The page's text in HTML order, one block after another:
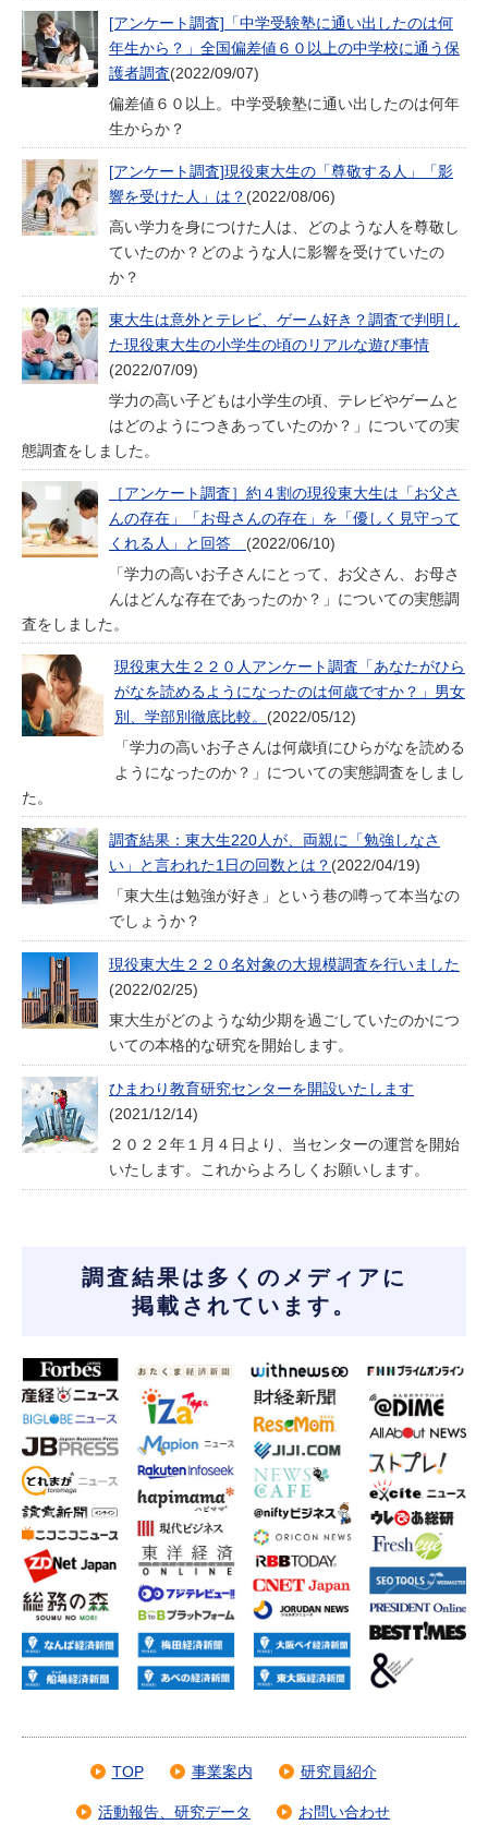
[アンケート調査]「中学受験塾に通い出したのは何
年生から？」全国偏差値６０以上の中学校に通う保
護者調査(2022/09/07)
偏差値６０以上。中学受験塾に通い出したのは何年
生からか？
[アンケート調査]現役東大生の「尊敬する人」「影
響を受けた人」は？ (2022/08/06)
高い学力を身につけた人は、どのような人を尊敬し
ていたのか？どのような人に影響を受けていたの
か？
東大生は意外とテレビ、ゲーム好き？調査で判明し
た現役東大生の小学生の頃のリアルな遊び事情
(2022/07/09)
学力の高い子どもは小学生の頃、テレビやゲームと
はどのようにつきあっていたのか？」についての実
態調査をしました。
［アンケート調査］約４割の現役東大生は「お父さ
んの存在」「お母さんの存在」を「優しく見守って
くれる人」と回答 (2022/06/10)
「学力の高いお子さんにとって、お父さん、お母さ
んはどんな存在であったのか？」についての実態調
査をしました。
現役東大生２２０人アンケート調査「あなたがひら
がなを読めるようになったのは何歳ですか？」男女
別、学部別徹底比較。 (2022/05/12)
「学力の高いお子さんは何歳頃にひらがなを読める
ようになったのか？」についての実態調査をしまし
た。
調査結果：東大生220人が、両親に「勉強しなさ
い」と言われた1日の回数とは？ (2022/04/19)
「東大生は勉強が好き」という巷の噂って本当なの
でしょうか？
現役東大生２２０名対象の大規模調査を行いました
(2022/02/25)
東大生がどのような幼少期を過ごしていたのかにつ
いての本格的な研究を開始します。
ひまわり教育研究センターを開設いたします
(2021/12/14)
２０２２年１月４日より、当センターの運営を開始
いたします。これからよろしくお願いします。
調査結果は多くのメディアに
掲載されています。
TOP 事業案内 研究員紹介
活動報告、研究データ お問い合わせ